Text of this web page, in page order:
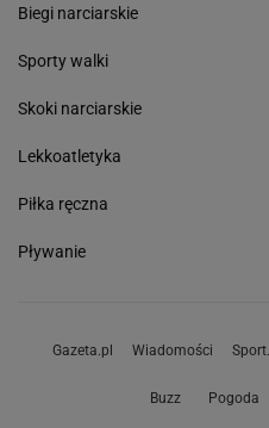
Biegi narciarskie
Sporty walki
Skoki narciarskie
Lekkoatletyka
Piłka ręczna
Pływanie
Gazeta.pl Wiadomości
Buzz Pogoda